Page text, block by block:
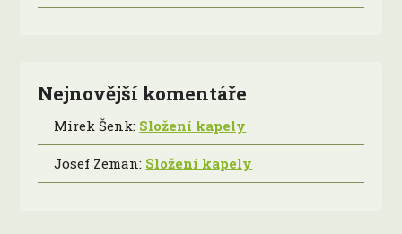
Nejnovější komentáře
Mirek Šenk: Složení kapely
Josef Zeman: Složení kapely